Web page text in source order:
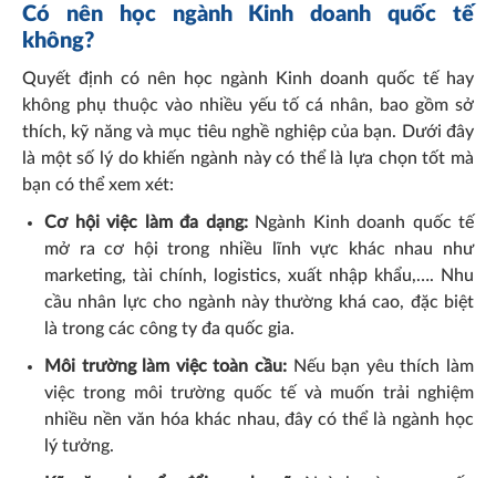
Có nên học ngành Kinh doanh quốc tế
không?
Quyết định có nên học ngành Kinh doanh quốc tế hay
không phụ thuộc vào nhiều yếu tố cá nhân, bao gồm sở
thích, kỹ năng và mục tiêu nghề nghiệp của bạn. Dưới đây
là một số lý do khiến ngành này có thể là lựa chọn tốt mà
bạn có thể xem xét:
Cơ hội việc làm đa dạng: Ngành Kinh doanh quốc tế
mở ra cơ hội trong nhiều lĩnh vực khác nhau như
marketing, tài chính, logistics, xuất nhập khẩu,…. Nhu
cầu nhân lực cho ngành này thường khá cao, đặc biệt
là trong các công ty đa quốc gia.
Môi trường làm việc toàn cầu: Nếu bạn yêu thích làm
việc trong môi trường quốc tế và muốn trải nghiệm
nhiều nền văn hóa khác nhau, đây có thể là ngành học
lý tưởng.